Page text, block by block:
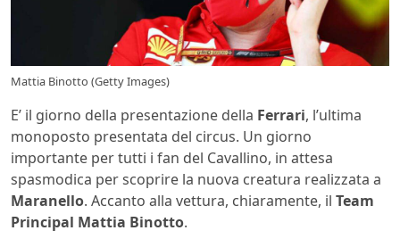
Mattia Binotto (Getty Images)
E’ il giorno della presentazione della Ferrari, l’ultima
monoposto presentata del circus. Un giorno
importante per tutti i fan del Cavallino, in attesa
spasmodica per scoprire la nuova creatura realizzata a
Maranello. Accanto alla vettura, chiaramente, il Team
Principal Mattia Binotto.